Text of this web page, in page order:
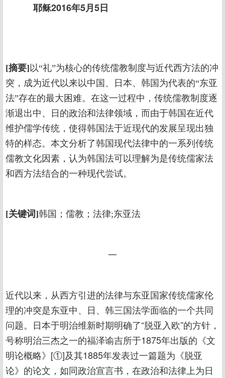
耶稣2016年5月5日
[摘要] 以“礼”为核心的传统儒教制度与近代西方法的冲
突，成为近代以来以中国、日本、韩国为代表的“东亚
法”存在的最大困难。在这一过程中，传统儒教制度逐
渐退出中、日的政治和法律领域，而由于韩国在近代
维护儒学传统，使得韩国法于近现代的发展呈现出独
特的样态。本文分析了韩国现代法律中的一系列传统
儒教文化因素，认为韩国法可以理解为是传统儒家法
和西方法结合的一种现代尝试。
[关键词]韩国；儒教；法律;东亚法
一
近代以来，从西方引进的法律与东亚国家传统儒家伦
理的冲突是东亚中、日、韩三国法学面临的一个共同
问题。日本于明治维新时期明确了“脱亚入欧”的方针，
号称明治三杰之一的福泽谕吉所于1875年出版的《文
明论概略》[①]及其1885年发表过一篇题为《脱亚
论》的论文，如同政治宣言书，在政治和法律上为日